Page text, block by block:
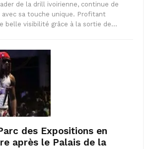
de la drill ivoirienne, continue de
sa touche unique. Profitant
belle visibilité grâce à la sortie de…
des Expositions en
après le Palais de la